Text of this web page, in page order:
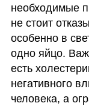
необходимые
не стоит
особенно в
одно яйцо.
есть
негативного
человека, а